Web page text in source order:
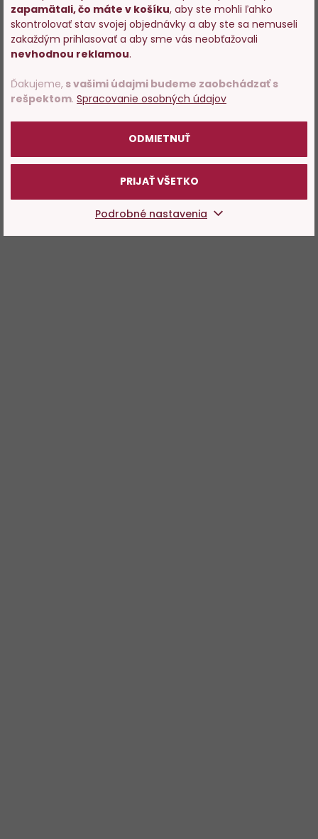
zapamätali, čo máte v košíku, aby ste mohli ľahko
skontrolovať stav svojej objednávky a aby ste sa nemuseli
zakaždým prihlasovať a aby sme vás neobťažovali
nevhodnou reklamou.
Ďakujeme, s vašimi údajmi budeme zaobchádzať s
rešpektom. Spracovanie osobných údajov
ODMIETNUŤ
PRIJAŤ VŠETKO
Podrobné nastavenia
Vstupujete na stránky s
predajom alkoholu. Prosím
potvrďte, že Vám už bolo 18